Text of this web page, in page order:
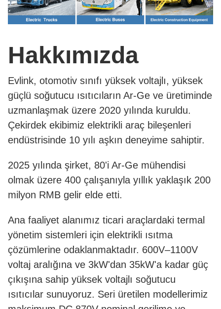
Hakkımızda
Evlink, otomotiv sınıfı yüksek voltajlı, yüksek
güçlü soğutucu ısıtıcıların Ar-Ge ve üretiminde
uzmanlaşmak üzere 2020 yılında kuruldu.
Çekirdek ekibimiz elektrikli araç bileşenleri
endüstrisinde 10 yılı aşkın deneyime sahiptir.
2025 yılında şirket, 80'i Ar-Ge mühendisi
olmak üzere 400 çalışanıyla yıllık yaklaşık 200
milyon RMB gelir elde etti.
Ana faaliyet alanımız ticari araçlardaki termal
yönetim sistemleri için elektrikli ısıtma
çözümlerine odaklanmaktadır. 600V–1100V
voltaj aralığına ve 3kW'dan 35kW'a kadar güç
çıkışına sahip yüksek voltajlı soğutucu
ısıtıcılar sunuyoruz. Seri üretilen modellerimiz